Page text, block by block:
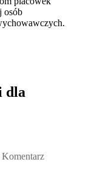
osób
dla
Mateusz